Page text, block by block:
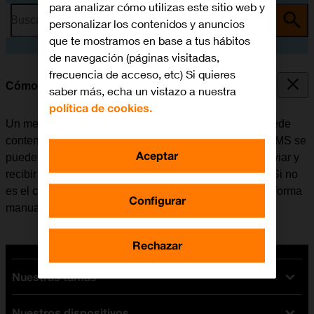
Busca por problema o tema
Cómo configurar el móvil para MMS
Un mensaje multimedia (MMS) es un mensaje que puede
contener imágenes y otros archivos multimedia. Los MMS se
pueden enviar a otros teléfonos móviles. Se puede enviar y
recibir MMS una vez se haya insertado la tarjeta SIM. Si no
es el caso, se puede configurar el móvil para MMS de forma
manual.
Nuestras tarifas
para analizar cómo utilizas este sitio web y
personalizar los contenidos y anuncios
que te mostramos en base a tus hábitos
de navegación (páginas visitadas,
frecuencia de acceso, etc) Si quieres
saber más, echa un vistazo a nuestra
política de cookies.
Configurar
Rechazar
Aceptar